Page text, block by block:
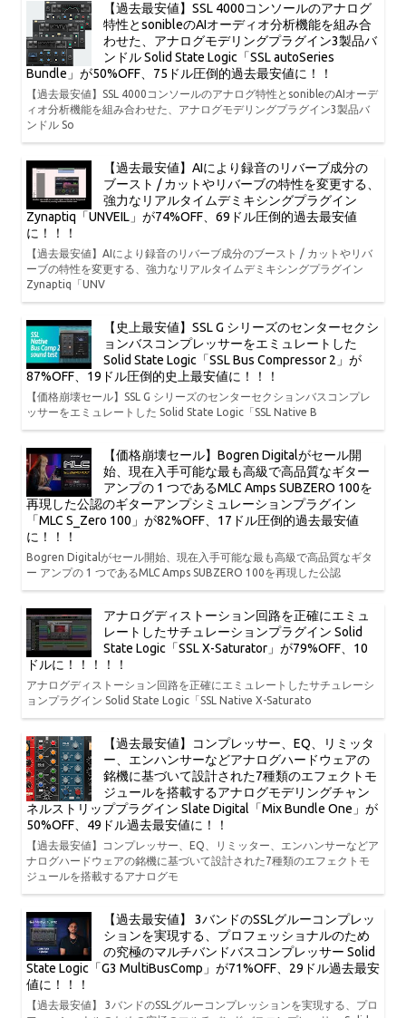
【過去最安値】SSL 4000コンソールのアナログ
特性とsonibleのAIオーディオ分析機能を組み合
わせた、アナログモデリングプラグイン3製品バ
ンドル Solid State Logic「SSL autoSeries
Bundle」が50%OFF、75ドル圧倒的過去最安値に！！
【過去最安値】SSL 4000コンソールのアナログ特性とsonibleのAIオーデ
ィオ分析機能を組み合わせた、アナログモデリングプラグイン3製品バ
ンドル So
【過去最安値】AIにより録音のリバーブ成分の
ブースト / カットやリバーブの特性を変更する、
強力なリアルタイムデミキシングプラグイン
Zynaptiq「UNVEIL」が74%OFF、69ドル圧倒的過去最安値
に！！！
【過去最安値】AIにより録音のリバーブ成分のブースト / カットやリバ
ーブの特性を変更する、強力なリアルタイムデミキシングプラグイン
Zynaptiq「UNV
【史上最安値】SSL G シリーズのセンターセクシ
ョンバスコンプレッサーをエミュレートした
Solid State Logic「SSL Bus Compressor 2」が
87%OFF、19ドル圧倒的史上最安値に！！！
【価格崩壊セール】SSL G シリーズのセンターセクションバスコンプレ
ッサーをエミュレートした Solid State Logic「SSL Native B
【価格崩壊セール】Bogren Digitalがセール開
始、現在入手可能な最も高級で高品質なギター
アンプの 1 つであるMLC Amps SUBZERO 100を
再現した公認のギターアンプシミュレーションプラグイン
「MLC S_Zero 100」が82%OFF、17ドル圧倒的過去最安値
に！！！
Bogren Digitalがセール開始、現在入手可能な最も高級で高品質なギタ
ー アンプの 1 つであるMLC Amps SUBZERO 100を再現した公認
アナログディストーション回路を正確にエミュ
レートしたサチュレーションプラグイン Solid
State Logic「SSL X-Saturator」が79%OFF、10
ドルに！！！！！
アナログディストーション回路を正確にエミュレートしたサチュレーシ
ョンプラグイン Solid State Logic「SSL Native X-Saturato
【過去最安値】コンプレッサー、EQ、リミッタ
ー、エンハンサーなどアナログハードウェアの
銘機に基づいて設計された7種類のエフェクトモ
ジュールを搭載するアナログモデリングチャン
ネルストリッププラグイン Slate Digital「Mix Bundle One」が
50%OFF、49ドル過去最安値に！！
【過去最安値】コンプレッサー、EQ、リミッター、エンハンサーなどア
ナログハードウェアの銘機に基づいて設計された7種類のエフェクトモ
ジュールを搭載するアナログモ
【過去最安値】 3バンドのSSLグルーコンプレッ
ションを実現する、プロフェッショナルのため
の究極のマルチバンドバスコンプレッサー Solid
State Logic「G3 MultiBusComp」が71%OFF、29ドル過去最安
値に！！！
【過去最安値】 3バンドのSSLグルーコンプレッションを実現する、プロ